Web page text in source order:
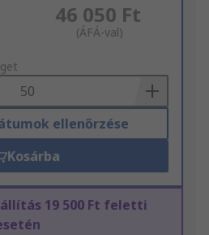
46 050 Ft
(ÁFÁ-val)
ellenőrzése
Kosárba
19 500 Ft feletti